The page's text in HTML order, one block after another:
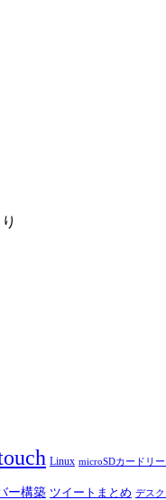
Linux microSDカードリ
ー構築 ツイートまとめ デス